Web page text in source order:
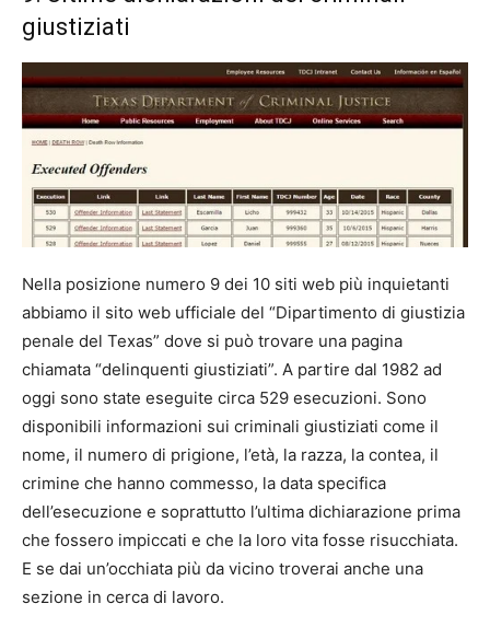
giustiziati
Nella posizione numero 9 dei 10 siti web più inquietanti
abbiamo il sito web ufficiale del “Dipartimento di giustizia
penale del Texas” dove si può trovare una pagina
chiamata “delinquenti giustiziati”. A partire dal 1982 ad
oggi sono state eseguite circa 529 esecuzioni. Sono
disponibili informazioni sui criminali giustiziati come il
nome, il numero di prigione, l’età, la razza, la contea, il
crimine che hanno commesso, la data specifica
dell’esecuzione e soprattutto l’ultima dichiarazione prima
che fossero impiccati e che la loro vita fosse risucchiata.
E se dai un’occhiata più da vicino troverai anche una
sezione in cerca di lavoro.